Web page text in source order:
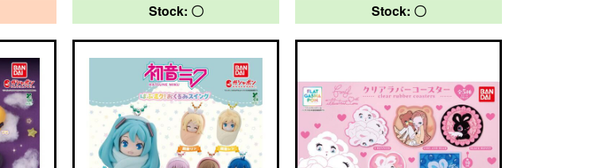
Stock: 〇 Stock: 〇